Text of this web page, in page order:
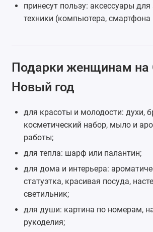
принесут пользу: аксессуары
техники (компьютера, смартфона
Подарки женщинам на
Новый год
для красоты и молодости: духи,
косметический набор, мыло и
работы;
для тепла: шарф или палантин;
для дома и интерьера:
статуэтка, красивая посуда,
светильник;
для души: картина по номерам,
рукоделия;